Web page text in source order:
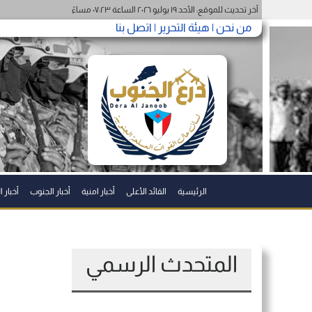
آخر تحديث للموقع: الأحد ١٩ يوليو ٢٠٢٦ الساعة ٠٧:٢٣ مساءً
من نحن | هيئة التحرير | اتصل بنا
الرئيسية القائد الأعلى أخبار امنية أخبار الجنوب
المتحدث الرسمي